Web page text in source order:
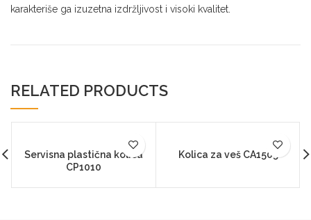
karakteriše ga izuzetna izdržljivost i visoki kvalitet.
RELATED PRODUCTS
Servisna plastična kolica
CP1010
Kolica za veš CA1505